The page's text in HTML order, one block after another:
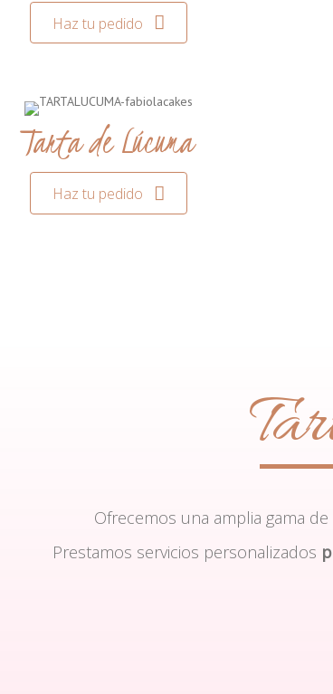
Haz tu pedido
Tarta de Lúcuma
Haz tu pedido
Ofrecemos una amplia gama de
Prestamos servicios personalizados